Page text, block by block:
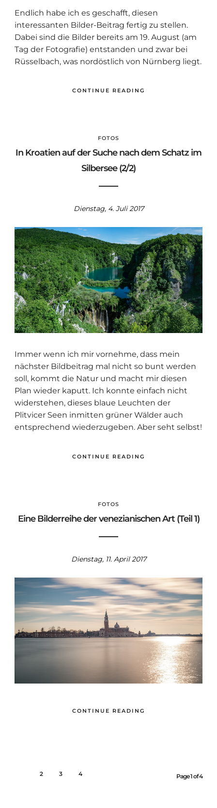
Endlich habe ich es geschafft, diesen
interessanten Bilder-Beitrag fertig zu stellen.
Dabei sind die Bilder bereits am 19. August (am
Tag der Fotografie) entstanden und zwar bei
Rüsselbach, was nordöstlich von Nürnberg liegt.
CONTINUE READING
FOTOS
In Kroatien auf der Suche nach dem Schatz im
Silbersee (2/2)
Dienstag, 4. Juli 2017
Immer wenn ich mir vornehme, dass mein
nächster Bildbeitrag mal nicht so bunt werden
soll, kommt die Natur und macht mir diesen
Plan wieder kaputt. Ich konnte einfach nicht
widerstehen, dieses blaue Leuchten der
Plitvicer Seen inmitten grüner Wälder auch
entsprechend wiederzugeben. Aber seht selbst!
CONTINUE READING
FOTOS
Eine Bilderreihe der venezianischen Art (Teil 1)
Dienstag, 11. April 2017
CONTINUE READING
2 3 4 Page 1 of 4